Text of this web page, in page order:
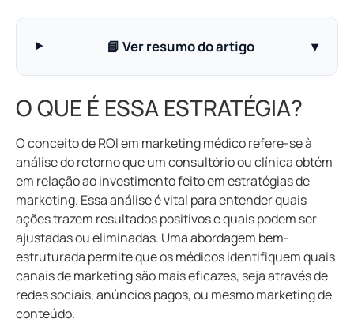
📘 Ver resumo do artigo ▾
O QUE É ESSA ESTRATÉGIA?
O conceito de ROI em marketing médico refere-se à
análise do retorno que um consultório ou clínica obtém
em relação ao investimento feito em estratégias de
marketing. Essa análise é vital para entender quais
ações trazem resultados positivos e quais podem ser
ajustadas ou eliminadas. Uma abordagem bem-
estruturada permite que os médicos identifiquem quais
canais de marketing são mais eficazes, seja através de
redes sociais, anúncios pagos, ou mesmo marketing de
conteúdo.